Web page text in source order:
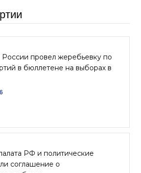
провел жеребьевку по
в бюллетене на выборах в
РФ и политические
соглашение о